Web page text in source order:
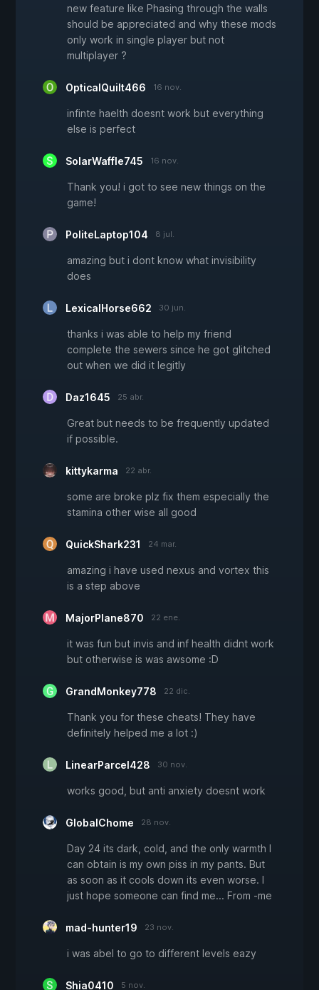
new feature like Phasing through the walls
should be appreciated and why these mods
only work in single player but not
multiplayer ?
OpticalQuilt466 16 nov.
infinte haelth doesnt work but everything
else is perfect
SolarWaffle745 16 nov.
Thank you! i got to see new things on the
game!
PoliteLaptop104 8 jul.
amazing but i dont know what invisibility
does
LexicalHorse662 30 jun.
thanks i was able to help my friend
complete the sewers since he got glitched
out when we did it legitly
Daz1645 25 abr.
Great but needs to be frequently updated
if possible.
kittykarma 22 abr.
some are broke plz fix them especially the
stamina other wise all good
QuickShark231 24 mar.
amazing i have used nexus and vortex this
is a step above
MajorPlane870 22 ene.
it was fun but invis and inf health didnt work
but otherwise is was awsome :D
GrandMonkey778 22 dic.
Thank you for these cheats! They have
definitely helped me a lot :)
LinearParcel428 30 nov.
works good, but anti anxiety doesnt work
GlobalChome 28 nov.
Day 24 its dark, cold, and the only warmth I
can obtain is my own piss in my pants. But
as soon as it cools down its even worse. I
just hope someone can find me... From -me
mad-hunter19 23 nov.
i was abel to go to different levels eazy
Shia0410 5 nov.